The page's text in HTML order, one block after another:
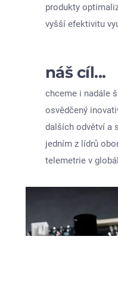
produkty
vyšší efektivitu
náš cíl...
chceme i nadále
osvědčený
dalších odvětví a
jedním z lídrů
telemetrie v